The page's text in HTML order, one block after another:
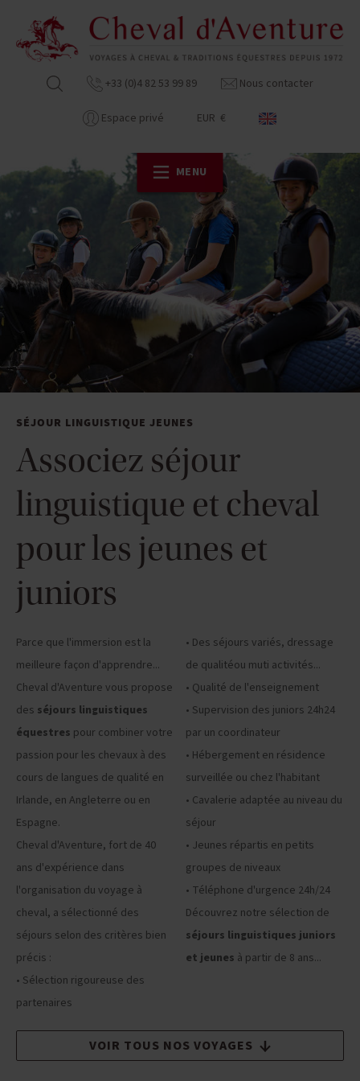
+33 (0)4 82 53 99 89 Nous contacter
Espace privé EUR €
MENU
SÉJOUR LINGUISTIQUE JEUNES
Associez séjour
linguistique et cheval
pour les jeunes et
juniors
Parce que l'immersion est la
meilleure façon d'apprendre...
Cheval d'Aventure vous propose
des séjours linguistiques
équestres pour combiner votre
passion pour les chevaux à des
cours de langues de qualité en
Irlande, en Angleterre ou en
Espagne.
Cheval d'Aventure, fort de 40
ans d'expérience dans
l'organisation du voyage à
cheval, a sélectionné des
séjours selon des critères bien
précis :
• Sélection rigoureuse des
partenaires
• Des séjours variés, dressage
de qualitéou muti activités...
• Qualité de l'enseignement
• Supervision des juniors 24h24
par un coordinateur
• Hébergement en résidence
surveillée ou chez l'habitant
• Cavalerie adaptée au niveau du
séjour
• Jeunes répartis en petits
groupes de niveaux
• Téléphone d'urgence 24h/24
Découvrez notre sélection de
séjours linguistiques juniors
et jeunes à partir de 8 ans...
VOIR TOUS NOS VOYAGES